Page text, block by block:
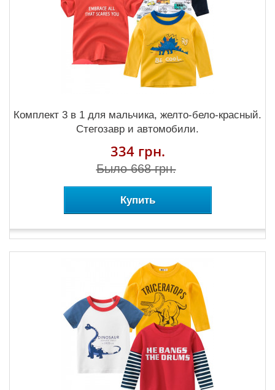
Комплект 3 в 1 для мальчика, желто-бело-красный.
Стегозавр и автомобили.
334 грн.
Было 668 грн.
Купить